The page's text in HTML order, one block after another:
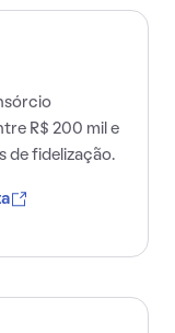
R$ 200 mil e
de fidelização.